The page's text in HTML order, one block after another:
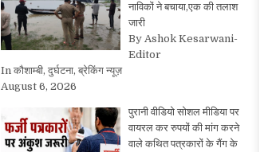
नाविकों ने बचाया,एक की तलाश
जारी
By Ashok Kesarwani-
Editor
In कौशाम्बी, दुर्घटना, ब्रेकिंग न्यूज़
August 6, 2026
पुरानी वीडियो सोशल मीडिया पर
वायरल कर रुपयों की मांग करने
वाले कथित पत्रकारों के गैंग के